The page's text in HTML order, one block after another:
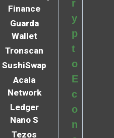
Finance
Guarda
Wallet
Tronscan
SushiSwap
Acala
Network
Ledger
Nano S
Tezos
r
y
p
t
o
E
c
o
n